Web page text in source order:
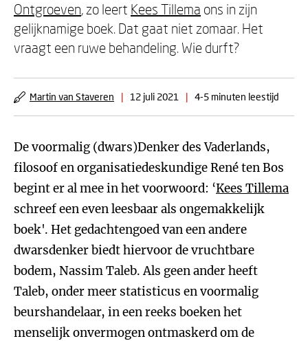
Ontgroeven, zo leert Kees Tillema ons in zijn
gelijknamige boek. Dat gaat niet zomaar. Het
vraagt een ruwe behandeling. Wie durft?
Martin van Staveren | 12 juli 2021 | 4-5 minuten leestijd
De voormalig (dwars)Denker des Vaderlands,
filosoof en organisatiedeskundige René ten Bos
begint er al mee in het voorwoord: ‘Kees Tillema
schreef een even leesbaar als ongemakkelijk
boek'. Het gedachtengoed van een andere
dwarsdenker biedt hiervoor de vruchtbare
bodem, Nassim Taleb. Als geen ander heeft
Taleb, onder meer statisticus en voormalig
beurshandelaar, in een reeks boeken het
menselijk onvermogen ontmaskerd om de